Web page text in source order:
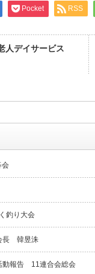
Pocket RSS
デイサービス
会
釣り大会
長 韓昱洙
動報告 11連合会総会